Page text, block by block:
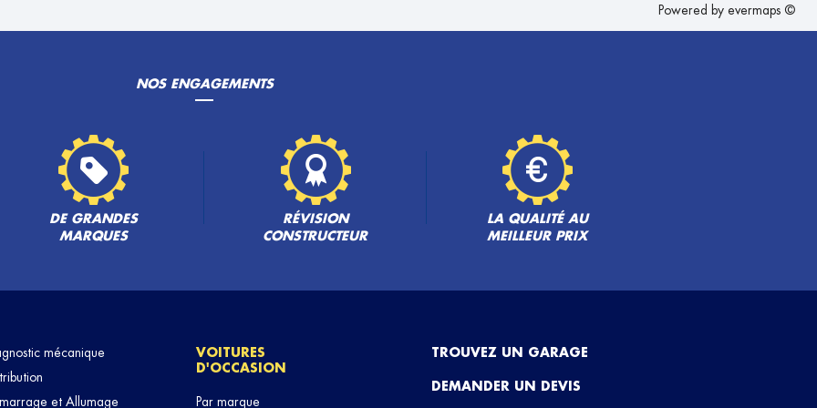
Powered by evermaps ©
NOS ENGAGEMENTS
DE GRANDES
MARQUES
RÉVISION
CONSTRUCTEUR
LA QUALITÉ AU
MEILLEUR PRIX
mécanique
et Allumage
VOITURES
D'OCCASION
Par marque
TROUVEZ UN GARAGE
DEMANDER UN DEVIS